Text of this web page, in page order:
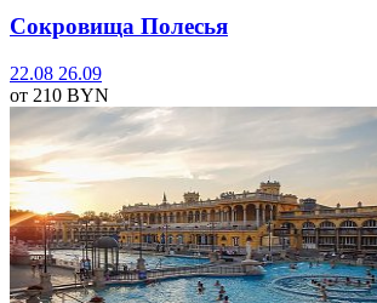
Сокровища Полесья
22.08 26.09
от 210 BYN